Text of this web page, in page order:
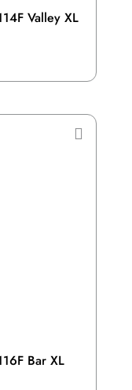
Valley XL
Bar XL